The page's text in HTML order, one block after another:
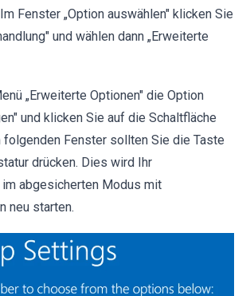
Fenster „Option auswählen" klicken Sie
und wählen dann „Erweiterte
„Erweiterte Optionen" die Option
und klicken Sie auf die Schaltfläche
folgenden Fenster sollten Sie die Taste
drücken. Dies wird Ihr
abgesicherten Modus mit
neu starten.